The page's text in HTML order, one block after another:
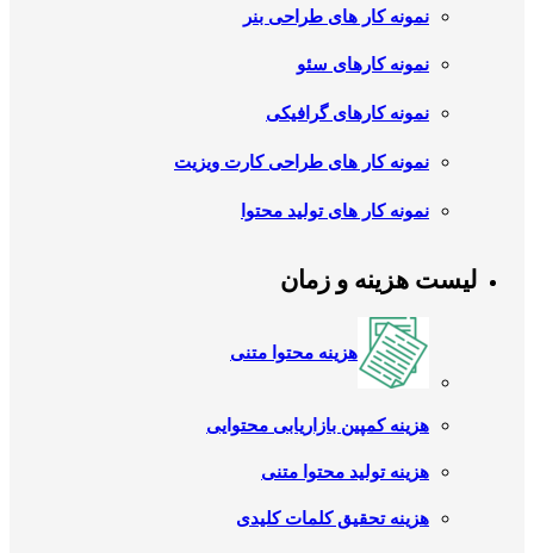
نمونه کار های طراحی بنر
نمونه کارهای سئو
نمونه کارهای گرافیکی
نمونه کار های طراحی کارت ویزیت
نمونه کار های تولید محتوا
لیست هزینه و زمان
هزینه محتوا متنی
هزینه کمپین بازاریابی محتوایی
هزینه تولید محتوا متنی
هزینه تحقیق کلمات کلیدی